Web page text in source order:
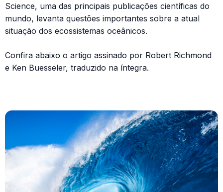
Science, uma das principais publicações científicas do
mundo, levanta questões importantes sobre a atual
situação dos ecossistemas oceânicos.
Confira abaixo o artigo assinado por Robert Richmond
e Ken Buesseler, traduzido na íntegra.